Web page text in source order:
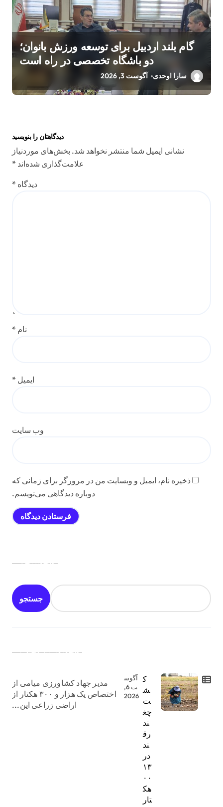
گام بلند اردبیل برای توسعه ورزش بانوان؛
دو باشگاه تخصصی در راه است
سارا اوحدی آگوست 3, 2026
دیدگاهتان را بنویسید
نشانی ایمیل شما منتشر نخواهد شد. بخش‌های موردنیاز
علامت‌گذاری شده‌اند *
دیدگاه *
نام *
ایمیل *
وب‌ سایت
ذخیره نام، ایمیل و وبسایت من در مرورگر برای زمانی که
دوباره دیدگاهی می‌نویسم.
جستجو
جستجو
جدیدترین اخبار:
ک
ش
ت
چغ
ند
رق
ند
در
۱۳
۰۰
هک
تار
آگوس
ت 6,
2026
مدیر جهاد کشاورزی میامی از
اختصاص یک هزار و ۳۰۰ هکتار از
اراضی زراعی این...